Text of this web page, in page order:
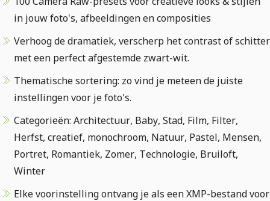
in jouw foto's, afbeeldingen en composities
Verhoog de dramatiek, verscherp het contrast of schitter
met een perfect afgestemde zwart-wit.
Thematische sortering: zo vind je meteen de juiste
instellingen voor je foto's.
Categorieën: Architectuur, Baby, Stad, Film, Filter,
Herfst, creatief, monochroom, Natuur, Pastel, Mensen,
Portret, Romantiek, Zomer, Technologie, Bruiloft,
Winter
Elke voorinstelling ontvang je als een XMP-bestand voor